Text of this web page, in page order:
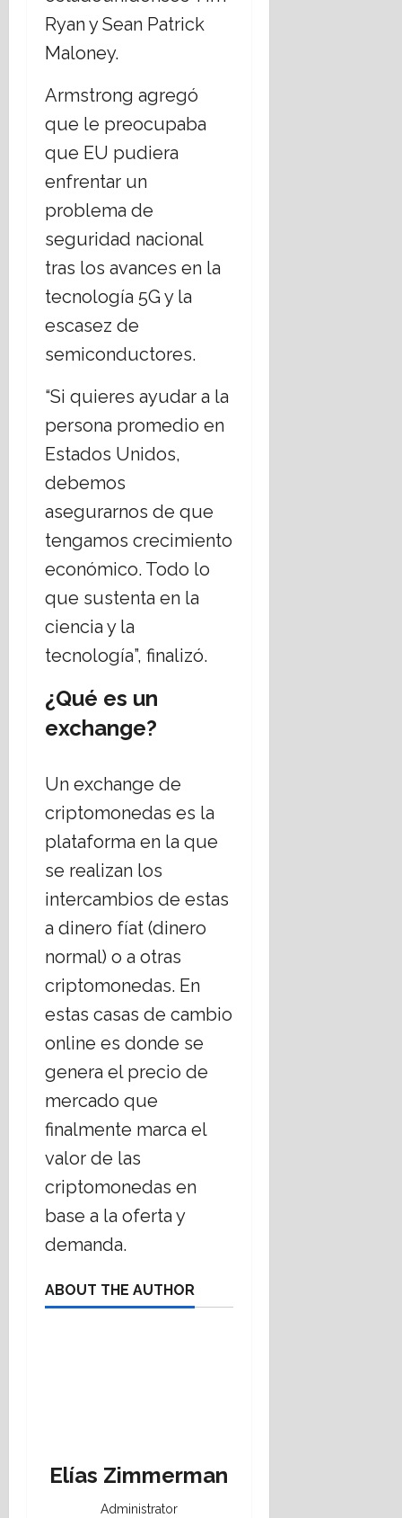
Ryan y Sean Patrick
Maloney.
Armstrong agregó
que le preocupaba
que EU pudiera
enfrentar un
problema de
seguridad nacional
tras los avances en la
tecnología 5G y la
escasez de
semiconductores.
“Si quieres ayudar a la
persona promedio en
Estados Unidos,
debemos
asegurarnos de que
tengamos crecimiento
económico. Todo lo
que sustenta en la
ciencia y la
tecnología”, finalizó.
¿Qué es un
exchange?
Un exchange de
criptomonedas es la
plataforma en la que
se realizan los
intercambios de estas
a dinero fíat (dinero
normal) o a otras
criptomonedas. En
estas casas de cambio
online es donde se
genera el precio de
mercado que
finalmente marca el
valor de las
criptomonedas en
base a la oferta y
demanda.
ABOUT THE AUTHOR
Elías Zimmerman
Administrator